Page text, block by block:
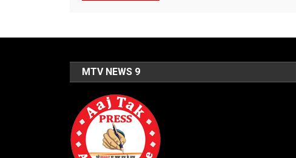
MTV NEWS 9